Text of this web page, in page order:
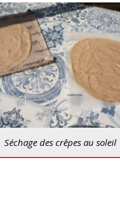
Séchage des crêpes au soleil